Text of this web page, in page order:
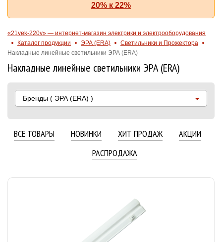
20% к 22%
«21vek-220v» — интернет-магазин электрики и электрооборудования
Каталог продукции
ЭРА (ERA)
Светильники и Прожектора
Накладные линейные светильники ЭРА (ERA)
Накладные линейные светильники ЭРА (ERA)
Бренды ( ЭРА (ERA) )
ВСЕ ТОВАРЫ НОВИНКИ ХИТ ПРОДАЖ
АКЦИИ
РАСПРОДАЖА